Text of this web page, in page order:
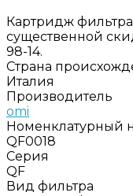
Картридж
существенной
98-14.
Страна
Италия
Производитель
omi
Номенклатурный
QF0018
Серия
QF
Вид фильтра